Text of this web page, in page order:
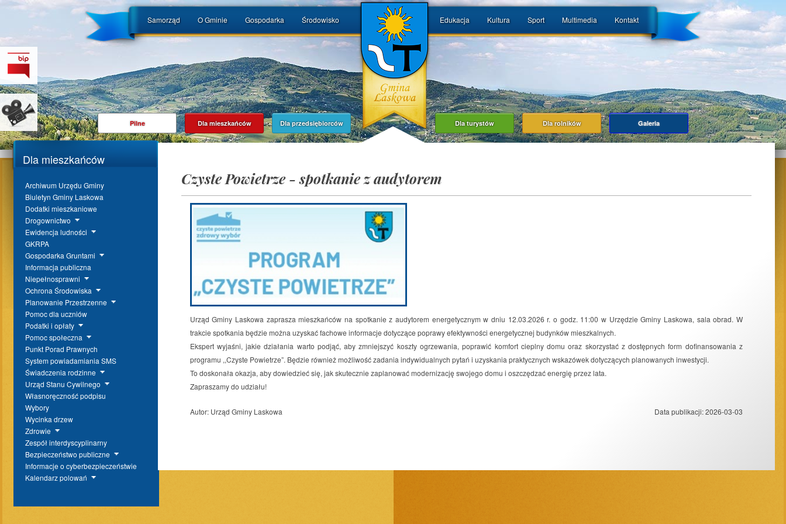
Samorząd O Gminie Gospodarka Środowisko Edukacja Kultura Sport Multimedia Kontakt
Pilne Dla mieszkańców Dla przedsiębiorców Dla turystów Dla rolników Galeria
Dla mieszkańców
Archiwum Urzędu Gminy
Biuletyn Gminy Laskowa
Dodatki mieszkaniowe
Drogownictwo
Ewidencja ludności
GKRPA
Gospodarka Gruntami
Informacja publiczna
Niepełnosprawni
Ochrona Środowiska
Planowanie Przestrzenne
Pomoc dla uczniów
Podatki i opłaty
Pomoc społeczna
Punkt Porad Prawnych
System powiadamiania SMS
Świadczenia rodzinne
Urząd Stanu Cywilnego
Własnoręczność podpisu
Wybory
Wycinka drzew
Zdrowie
Zespół interdyscyplinarny
Bezpieczeństwo publiczne
Informacje o cyberbezpieczeństwie
Kalendarz polowań
Czyste Powietrze - spotkanie z audytorem
Urząd Gminy Laskowa zaprasza mieszkańców na spotkanie z audytorem energetycznym w dniu 12.03.2026 r. o godz. 11:00 w Urzędzie Gminy Laskowa, sala obrad. W
trakcie spotkania będzie można uzyskać fachowe informacje dotyczące poprawy efektywności energetycznej budynków mieszkalnych.
Ekspert wyjaśni, jakie działania warto podjąć, aby zmniejszyć koszty ogrzewania, poprawić komfort cieplny domu oraz skorzystać z dostępnych form dofinansowania z
programu ,,Czyste Powietrze”. Będzie również możliwość zadania indywidualnych pytań i uzyskania praktycznych wskazówek dotyczących planowanych inwestycji.
To doskonała okazja, aby dowiedzieć się, jak skutecznie zaplanować modernizację swojego domu i oszczędzać energię przez lata.
Zapraszamy do udziału!
Autor: Urząd Gminy Laskowa Data publikacji:2026-03-03